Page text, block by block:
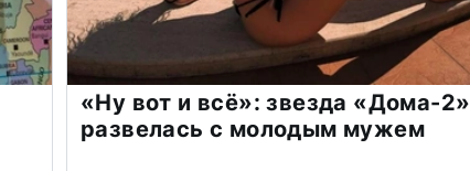
«Ну вот и всё»: звезда «Дома-2»
развелась с молодым мужем